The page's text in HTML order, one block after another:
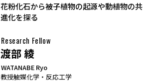
花粉化石から被子植物の起源や動植物の共
進化を探る
Research Fellow
渡部 綾
WATANABE Ryo
教授触媒化学・反応工学